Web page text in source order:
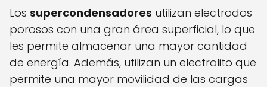
Los supercondensadores utilizan electrodos
porosos con una gran área superficial, lo que
les permite almacenar una mayor cantidad
de energía. Además, utilizan un electrolito que
permite una mayor movilidad de las cargas